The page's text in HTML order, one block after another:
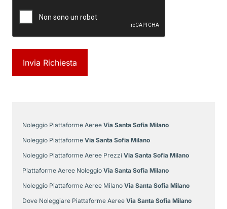
Noleggio Piattaforme Aeree Via Santa Sofia Milano
Noleggio Piattaforme Via Santa Sofia Milano
Noleggio Piattaforme Aeree Prezzi Via Santa Sofia Milano
Piattaforme Aeree Noleggio Via Santa Sofia Milano
Noleggio Piattaforme Aeree Milano Via Santa Sofia Milano
Dove Noleggiare Piattaforme Aeree Via Santa Sofia Milano